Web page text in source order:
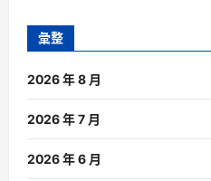
彙整
2026 年 8 月
2026 年 7 月
2026 年 6 月